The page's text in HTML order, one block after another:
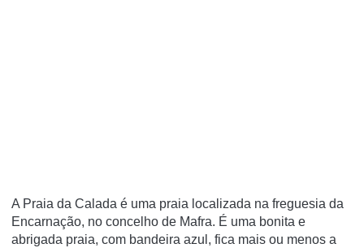
A Praia da Calada é uma praia localizada na freguesia da
Encarnação, no concelho de Mafra. É uma bonita e
abrigada praia, com bandeira azul, fica mais ou menos a